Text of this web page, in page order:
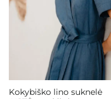
Kokybiško lino suknelė